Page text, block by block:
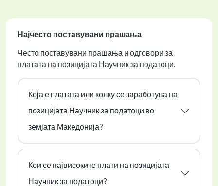
Најчесто поставувани прашања
Често поставувани прашања и одговори за
платата на позицијата Научник за податоци.
Која е платата или колку се заработува на
позицијата Научник за податоци во
земјата Македонија?
Кои се највисоките плати на позицијата
Научник за податоци?